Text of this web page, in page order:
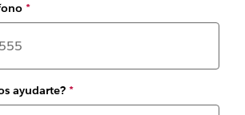
*
ayudarte? *